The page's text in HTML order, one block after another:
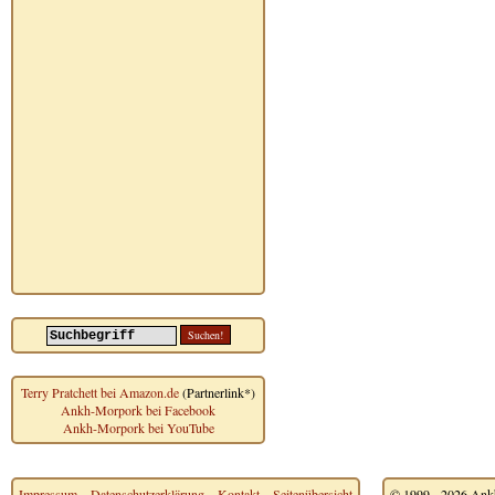
Terry Pratchett bei Amazon.de(Partnerlink*)
Ankh-Morpork bei Facebook
Ankh-Morpork bei YouTube